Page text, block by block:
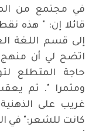
في مجتمع من
قائلا إن: " هذه
إلى قسم اللغة
اتضح لي أن
حاجة المتطلع
ومثمرا ". ثم
غريب على
كانت للشعر:" في